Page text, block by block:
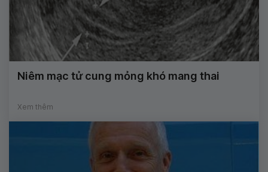
Niêm mạc tử cung mỏng khó mang thai
Xem thêm